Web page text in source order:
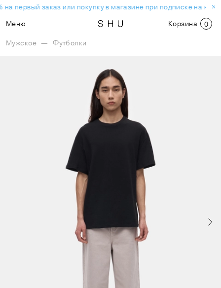
на первый заказ или покупку в магазине при подписке на
Меню
Корзина 0
Мужское — Футболки